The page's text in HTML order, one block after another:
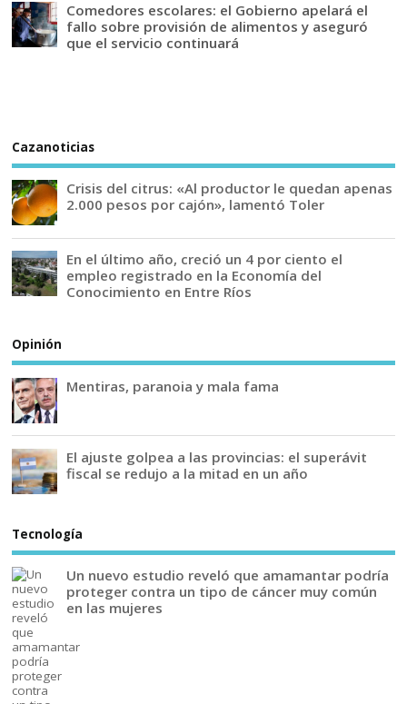
Comedores escolares: el Gobierno apelará el
fallo sobre provisión de alimentos y aseguró
que el servicio continuará
Cazanoticias
Crisis del citrus: «Al productor le quedan apenas
2.000 pesos por cajón», lamentó Toler
En el último año, creció un 4 por ciento el
empleo registrado en la Economía del
Conocimiento en Entre Ríos
Opinión
Mentiras, paranoia y mala fama
El ajuste golpea a las provincias: el superávit
fiscal se redujo a la mitad en un año
Tecnología
Un nuevo estudio reveló que amamantar podría
proteger contra un tipo de cáncer muy común
en las mujeres